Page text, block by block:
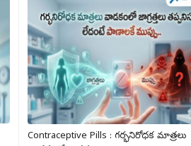
Contraceptive Pills : గర్భనిరోధక మాత్రలు